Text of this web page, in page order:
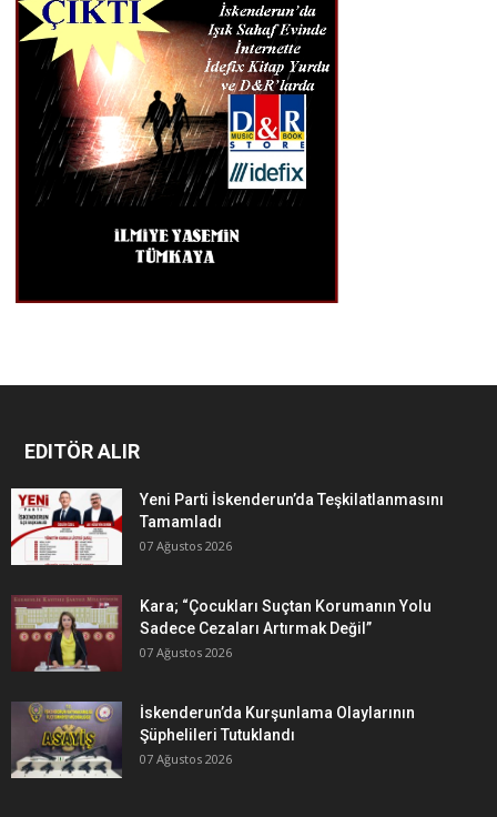
EDITÖR ALIR
Yeni Parti İskenderun’da Teşkilatlanmasını
Tamamladı
07 Ağustos 2026
Kara; “Çocukları Suçtan Korumanın Yolu
Sadece Cezaları Artırmak Değil”
07 Ağustos 2026
İskenderun’da Kurşunlama Olaylarının
Şüphelileri Tutuklandı
07 Ağustos 2026